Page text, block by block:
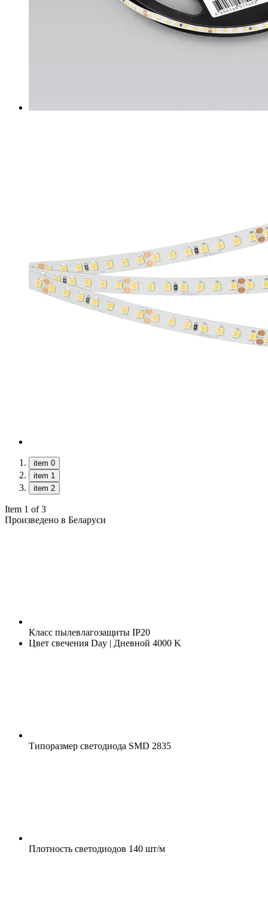
item 0
item 1
item 2
Item 1 of 3
Произведено в Беларуси
Класс пылевлагозащиты IP20
Цвет свечения Day | Дневной 4000 K
Типоразмер светодиода SMD 2835
Плотность светодиодов 140 шт/м